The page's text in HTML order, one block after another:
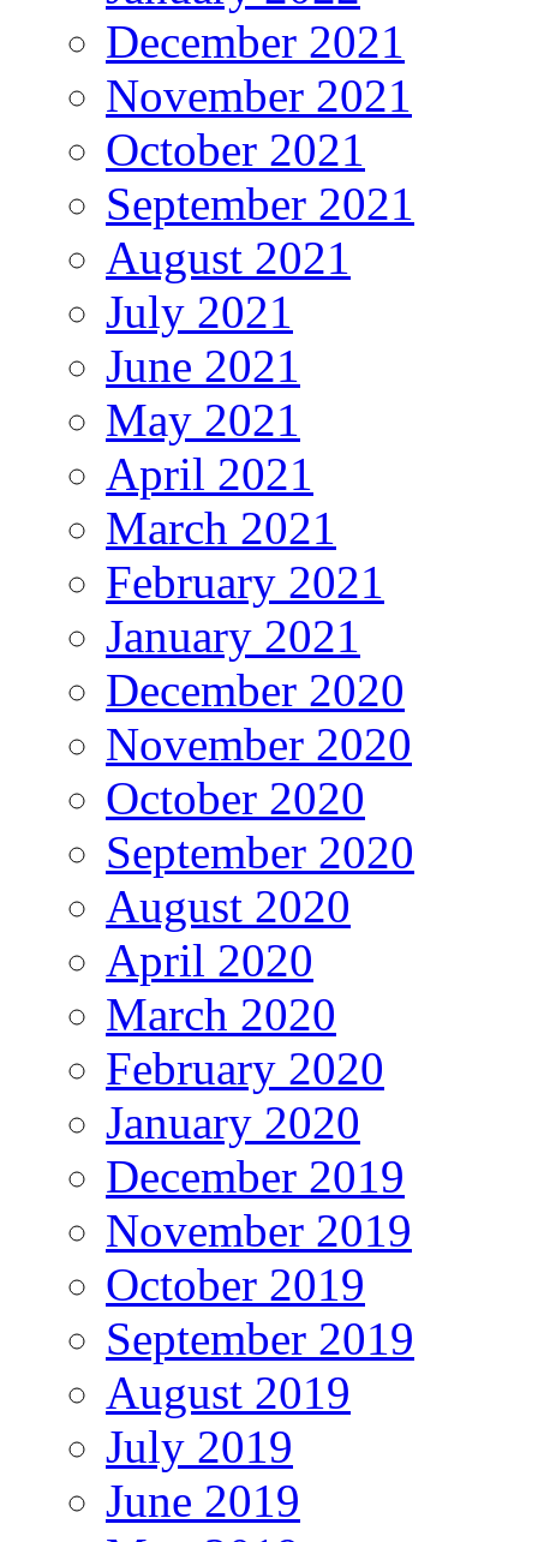
December 2021
November 2021
October 2021
September 2021
August 2021
July 2021
June 2021
May 2021
April 2021
March 2021
February 2021
January 2021
December 2020
November 2020
October 2020
September 2020
August 2020
April 2020
March 2020
February 2020
January 2020
December 2019
November 2019
October 2019
September 2019
August 2019
July 2019
June 2019